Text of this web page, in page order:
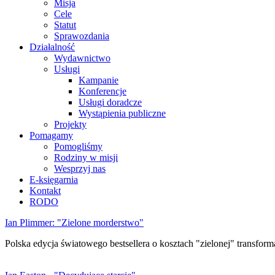
Misja
Cele
Statut
Sprawozdania
Działalność
Wydawnictwo
Usługi
Kampanie
Konferencje
Usługi doradcze
Wystąpienia publiczne
Projekty
Pomagamy
Pomogliśmy
Rodziny w misji
Wesprzyj nas
E-księgarnia
Kontakt
RODO
Ian Plimmer: "Zielone morderstwo"
Polska edycja światowego bestsellera o kosztach "zielonej"